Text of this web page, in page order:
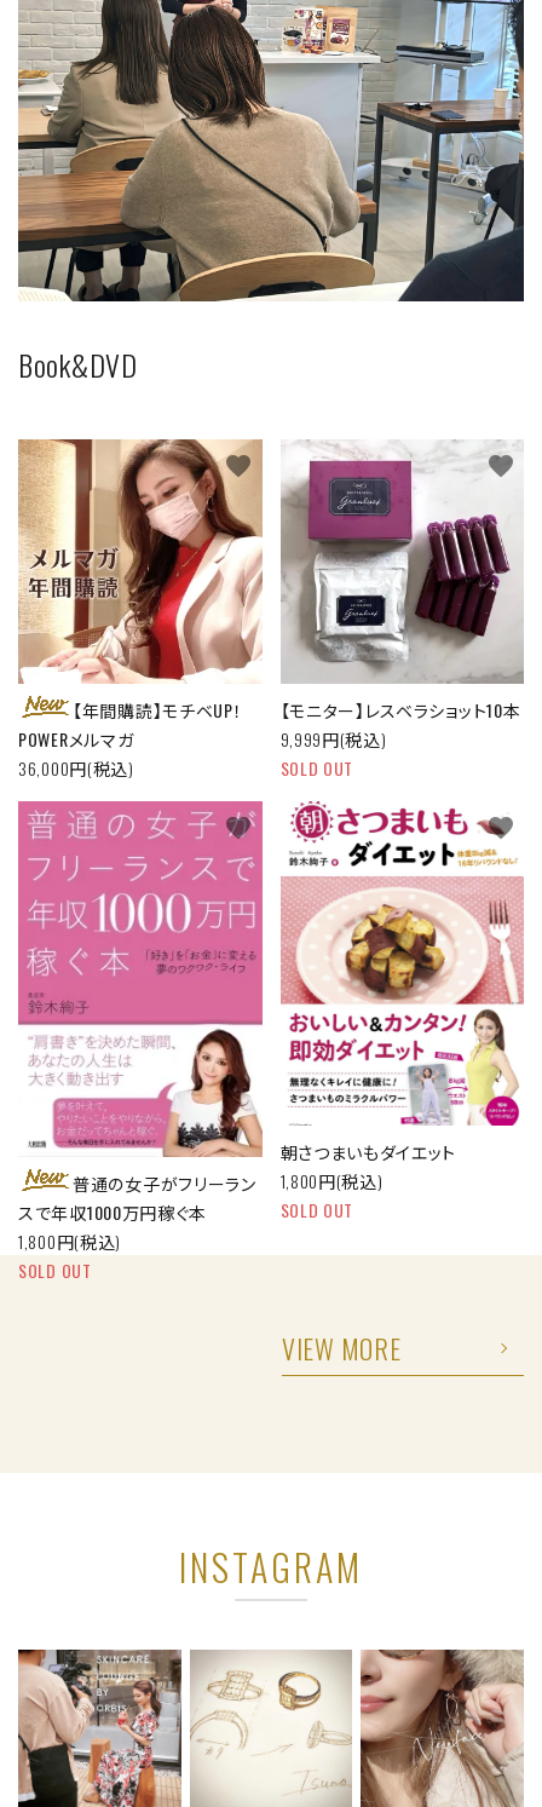
Book&DVD
【年間購読】モチベUP！
POWERメルマガ
36,000円(税込)
favorite
【モニター】レスベラショット10本
9,999円(税込)
SOLD OUT
favorite
普通の女子がフリーラン
スで年収1000万円稼ぐ本
1,800円(税込)
SOLD OUT
favorite
朝さつまいもダイエット
1,800円(税込)
SOLD OUT
favorite
VIEW MORE
INSTAGRAM